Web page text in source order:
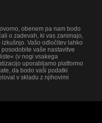
obenem pa nam bodo
o zadevah, ki vas zanimajo,
Vašo odločitev lahko
vaše nastavitve
(v nogi vsakega
uporabljamo platformo
da bodo vaši podatki
v skladu z njihovimi